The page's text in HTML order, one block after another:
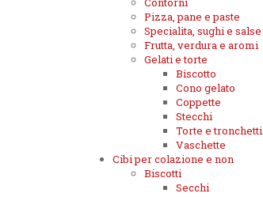
Pizza, pane e paste
Specialita, sughi e salse
Frutta, verdura e aromi
Gelati e torte
Biscotto
Cono gelato
Coppette
Stecchi
Torte e tronchetti
Vaschette
Cibi per colazione e non
Biscotti
Secchi